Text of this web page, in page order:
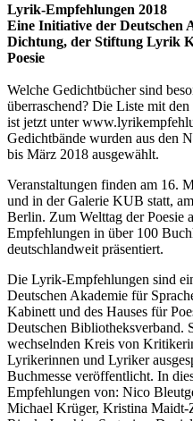
Lyrik-Empfehlungen 2018
Eine Initiative der Deutschen
Dichtung, der Stiftung Lyrik
Poesie
Welche Gedichtbücher sind
überraschend? Die Liste mit
ist jetzt unter
Gedichtbände wurden aus den
bis März 2018 ausgewählt.
Veranstaltungen finden am 16.
und in der Galerie KUB statt,
Berlin. Zum Welttag der Poesie
Empfehlungen in über 100
deutschlandweit präsentiert.
Die Lyrik-Empfehlungen sind
Deutschen Akademie für
Kabinett und des Hauses für
Deutschen Bibliotheksverband.
wechselnden Kreis von
Lyrikerinnen und Lyriker
Buchmesse veröffentlicht. In
Empfehlungen von: Nico
Michael Krüger, Kristina